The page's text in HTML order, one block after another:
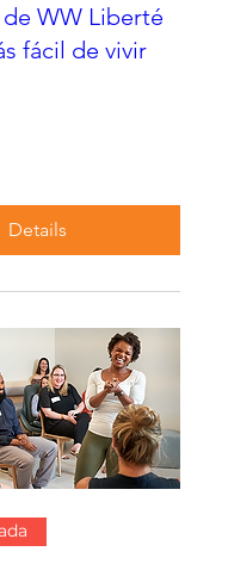
WW Liberté
fácil de vivir
Details